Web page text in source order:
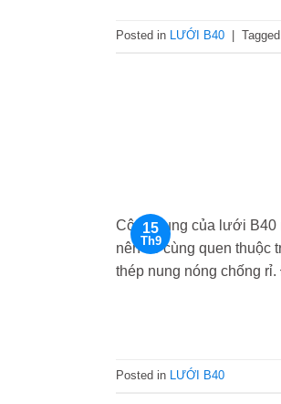
Posted in LƯỚI B40 Tagged
15
Th9
Công dụng của lưới B40
nên vô cùng quen
thép nung nóng chống
Posted in LƯỚI B40